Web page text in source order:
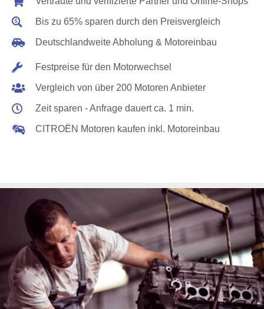
Bis zu 65% sparen durch den Preisvergleich
Deutschlandweite Abholung & Motoreinbau
Festpreise für den Motorwechsel
Vergleich von über 200 Motoren Anbieter
Zeit sparen - Anfrage dauert ca. 1 min.
CITROËN Motoren kaufen inkl. Motoreinbau